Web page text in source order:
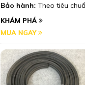
Bảo hành: Theo tiêu
KHÁM PHÁ
MUA NGAY